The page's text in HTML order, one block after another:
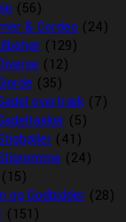
(56)
& Cordeo (24)
(129)
(12)
(35)
overtræk (7)
(5)
(41)
(24)
(15)
og Godbidder (28)
(151)